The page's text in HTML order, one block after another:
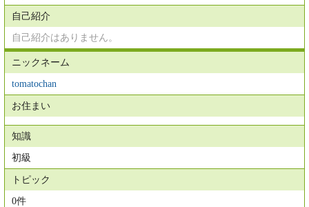
自己紹介
自己紹介はありません。
ニックネーム
tomatochan
お住まい
知識
初級
トピック
0件